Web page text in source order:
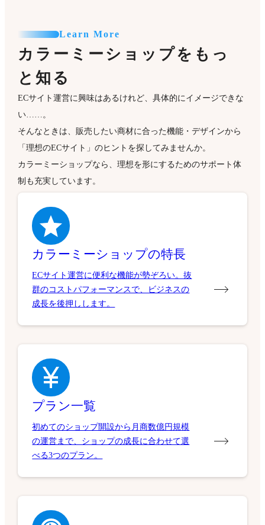
Learn More
カラーミーショップをもっ
と知る
ECサイト運営に興味はあるけれど、具体的にイメージできな
い……。
そんなときは、販売したい商材に合った機能・デザインから
「理想のECサイト」のヒントを探してみませんか。
カラーミーショップなら、理想を形にするためのサポート体
制も充実しています。
カラーミーショップの特長
ECサイト運営に便利な機能が勢ぞろい。抜
群のコストパフォーマンスで、ビジネスの
成長を後押しします。
プラン一覧
初めてのショップ開設から月商数億円規模
の運営まで、ショップの成長に合わせて選
べる3つのプラン。